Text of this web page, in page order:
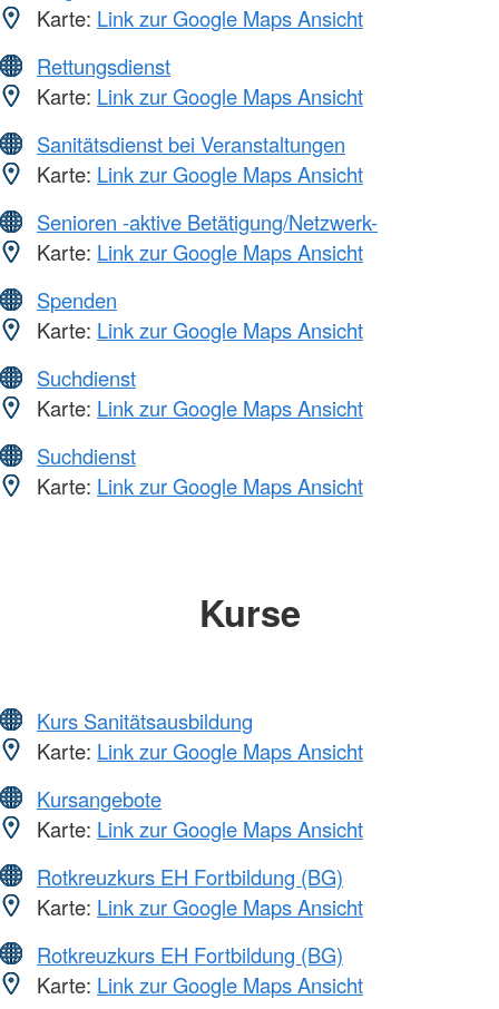
Karte: Link zur Google Maps Ansicht
Rettungsdienst
Karte: Link zur Google Maps Ansicht
Sanitätsdienst bei Veranstaltungen
Karte: Link zur Google Maps Ansicht
Senioren -aktive Betätigung/Netzwerk-
Karte: Link zur Google Maps Ansicht
Spenden
Karte: Link zur Google Maps Ansicht
Suchdienst
Karte: Link zur Google Maps Ansicht
Suchdienst
Karte: Link zur Google Maps Ansicht
Kurse
Kurs Sanitätsausbildung
Karte: Link zur Google Maps Ansicht
Kursangebote
Karte: Link zur Google Maps Ansicht
Rotkreuzkurs EH Fortbildung (BG)
Karte: Link zur Google Maps Ansicht
Rotkreuzkurs EH Fortbildung (BG)
Karte: Link zur Google Maps Ansicht